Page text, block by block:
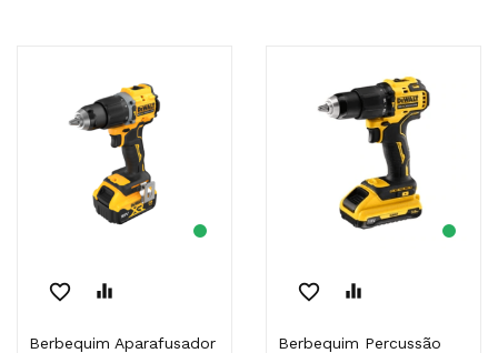
favorite_border equalizer
Berbequim Aparafusador
favorite_border equalizer
Berbequim Percussão